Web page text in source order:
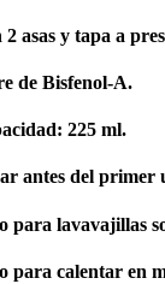
2 asas y tapa a
de Bisfenol-A.
225 ml.
antes del primer
para lavavajillas
para calentar en